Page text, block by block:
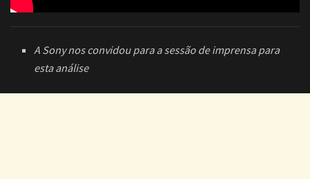
A Sony nos convidou para a sessão de imprensa para
esta análise